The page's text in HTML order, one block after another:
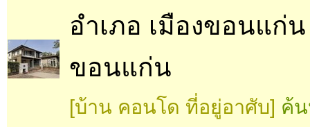
อำเภอ เมืองขอนแก่
ขอนแก่น
[บ้าน คอนโด ที่อยู่อาศับ] ค้